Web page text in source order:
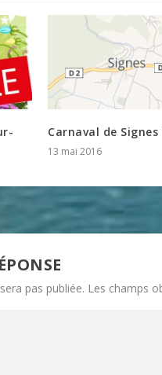
Carnaval de Signes
13 mai 2016
pas publiée. Les champs